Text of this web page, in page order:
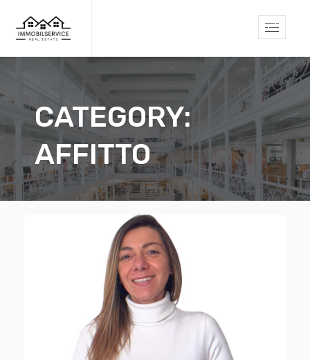
CATEGORY:
AFFITTO